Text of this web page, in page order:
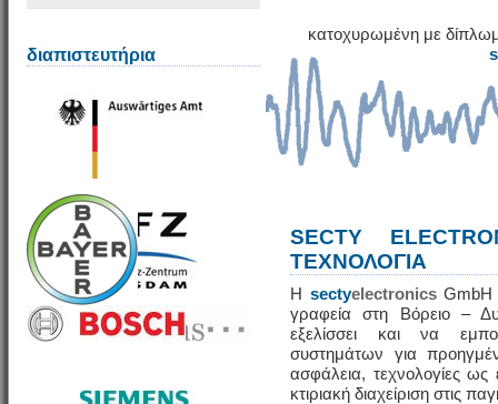
διαπιστευτήρια
κατοχυρωμένη με
SECTY
ΤΕΧΝΟΛΟΓΙΑ
Η sectyelectronicsGmbH
γραφεία στη Βόρειο –
εξελίσσει και να
συστημάτων για
ασφάλεια, τεχνολογίες
κτιριακή διαχείριση στις